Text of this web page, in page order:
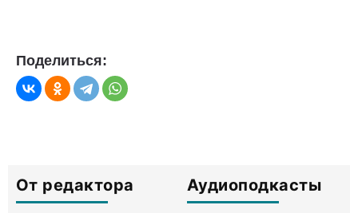
Поделиться:
От редактора Аудиоподкасты